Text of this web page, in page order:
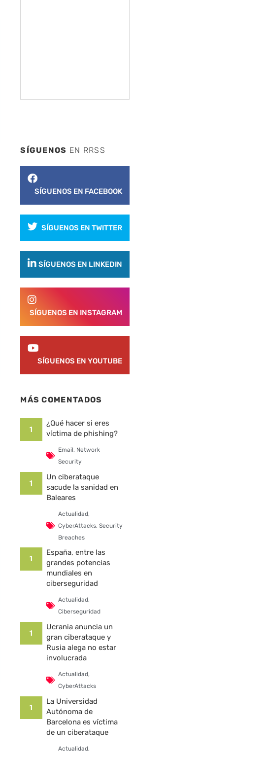
SÍGUENOS EN RRSS
SÍGUENOS EN FACEBOOK
SÍGUENOS EN TWITTER
SÍGUENOS EN LINKEDIN
SÍGUENOS EN INSTAGRAM
SÍGUENOS EN YOUTUBE
MÁS COMENTADOS
1
¿Qué hacer si eres
víctima de phishing?
Email, Network
Security
1
Un ciberataque
sacude la sanidad en
Baleares
Actualidad,
CyberAttacks,Security
Breaches
1
España, entre las
grandes potencias
mundiales en
ciberseguridad
Actualidad,
Ciberseguridad
1
Ucrania anuncia un
gran ciberataque y
Rusia alega no estar
involucrada
Actualidad,
CyberAttacks
1
La Universidad
Autónoma de
Barcelona es víctima
de un ciberataque
Actualidad,